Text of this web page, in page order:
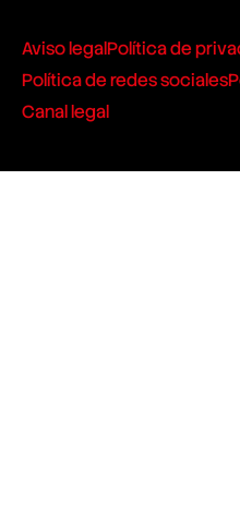
Aviso legalPolítica de
Política de redes sociales
Canal legal